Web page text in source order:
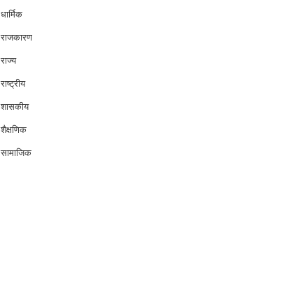
धार्मिक
राजकारण
राज्य
राष्ट्रीय
शासकीय
शैक्षणिक
सामाजिक